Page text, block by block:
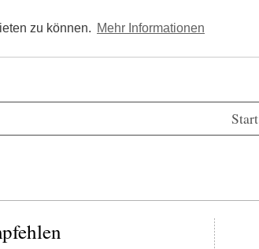
zu können. Mehr Informationen
Kostenlos registrieren
Start